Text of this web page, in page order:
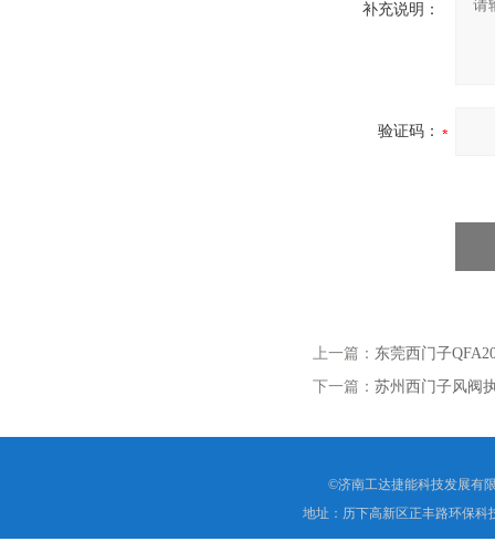
补充说明：
验证码：
上一篇： 东莞西门子
下一篇： 苏州西门子风阀
©济南工达捷能科技发展有
地址：历下高新区正丰路环保科